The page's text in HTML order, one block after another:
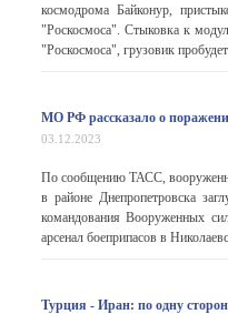
космодрома Байконур,
"Роскосмоса". Стыковка к
"Роскосмоса", грузовик
МО РФ рассказало о
03.12.2023
По сообщению ТАСС,
в районе Днепропетровска
командования Вооруженных
арсенал боеприпасов в
Турция - Иран: по одну